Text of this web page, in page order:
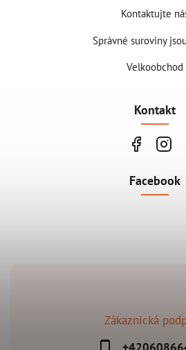
Zákaznická
Kontaktujte
Správné suroviny
Velkoobchod
Kontakt
Facebook